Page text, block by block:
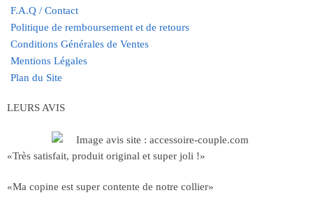
F.A.Q / Contact
Politique de remboursement et de retours
Conditions Générales de Ventes
Mentions Légales
Plan du Site
LEURS AVIS
«Très satisfait, produit original et super joli !»
«Ma copine est super contente de notre collier»